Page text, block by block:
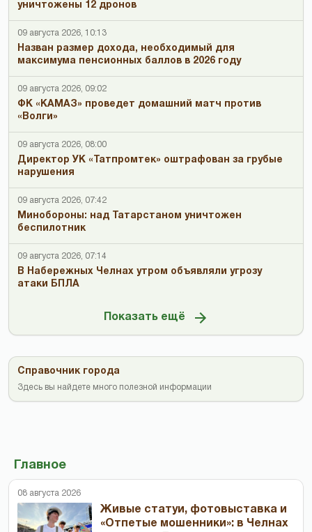
уничтожены 12 дронов
09 августа 2026, 10:13
Назван размер дохода, необходимый для
максимума пенсионных баллов в 2026 году
09 августа 2026, 09:02
ФК «КАМАЗ» проведет домашний матч против
«Волги»
09 августа 2026, 08:00
Директор УК «Татпромтек» оштрафован за грубые
нарушения
09 августа 2026, 07:42
Минобороны: над Татарстаном уничтожен
беспилотник
09 августа 2026, 07:14
В Набережных Челнах утром объявляли угрозу
атаки БПЛА
Показать ещё
Справочник города
Здесь вы найдете много полезной информации
Главное
08 августа 2026
Живые статуи, фотовыставка и
«Отпетые мошенники»: в Челнах